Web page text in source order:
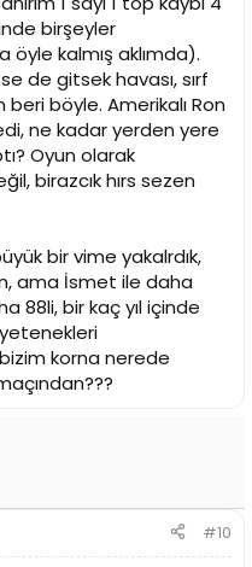
birşeyler
kalmış aklımda).
de gitsek havası, sırf
böyle. Amerikalı Ron
ne kadar yerden yere
Oyun olarak
birazcık hırs sezen
bir vime yakalrdık,
ama İsmet ile daha
88li, bir kaç yıl içinde
korna nerede
#10